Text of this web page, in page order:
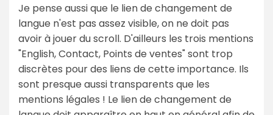
Je pense aussi que le lien de changement de
langue n'est pas assez visible, on ne doit pas
avoir à jouer du scroll. D'ailleurs les trois mentions
"English, Contact, Points de ventes" sont trop
discrètes pour des liens de cette importance. Ils
sont presque aussi transparents que les
mentions légales ! Le lien de changement de